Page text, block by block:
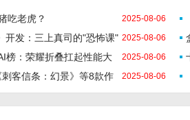
享受全部ESO Plus会员权益。这次活动将
持续至北京时
2025-08-06
吃老虎？
2025-08-06
开发：三上真司的"恐怖课"
2025-08-06
榜：荣耀折叠扛起性能大
袭
2025-08-06
客信条：幻景》等8款作